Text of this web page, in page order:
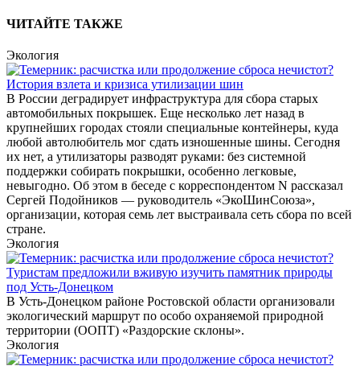
ЧИТАЙТЕ ТАКЖЕ
Экология
История взлета и кризиса утилизации шин
В России деградирует инфраструктура для сбора старых
автомобильных покрышек. Еще несколько лет назад в
крупнейших городах стояли специальные контейнеры, куда
любой автолюбитель мог сдать изношенные шины. Сегодня
их нет, а утилизаторы разводят руками: без системной
поддержки собирать покрышки, особенно легковые,
невыгодно. Об этом в беседе с корреспондентом N рассказал
Сергей Подойников — руководитель «ЭкоШинСоюза»,
организации, которая семь лет выстраивала сеть сбора по всей
стране.
Экология
Туристам предложили вживую изучить памятник природы
под Усть-Донецком
В Усть-Донецком районе Ростовской области организовали
экологический маршрут по особо охраняемой природной
территории (ООПТ) «Раздорские склоны».
Экология